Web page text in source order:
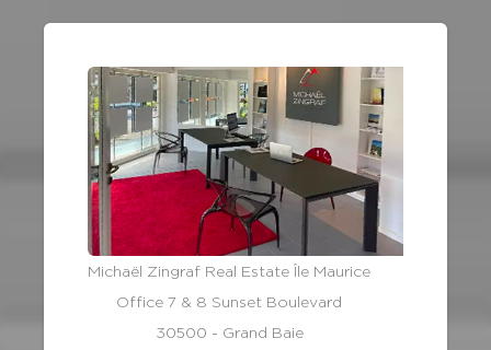
Michaël Zingraf Real Estate Île Maurice
Office 7 & 8 Sunset Boulevard
30500 - Grand Baie